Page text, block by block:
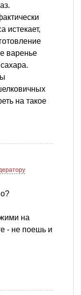
истекает,
варенье
на такое
на
- не поешь и